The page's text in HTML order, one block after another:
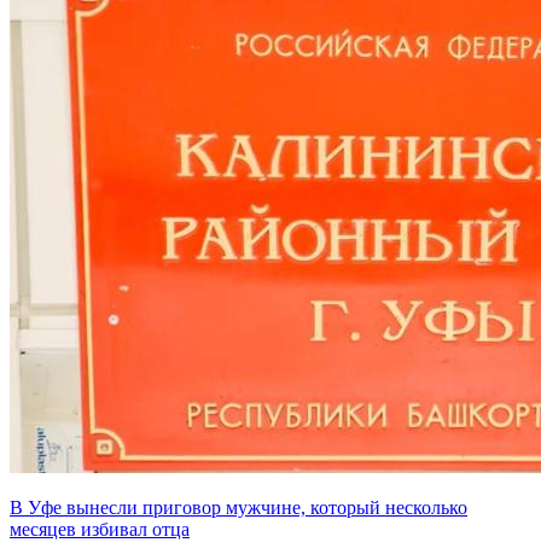
В Уфе вынесли приговор мужчине, который несколько
месяцев избивал отца